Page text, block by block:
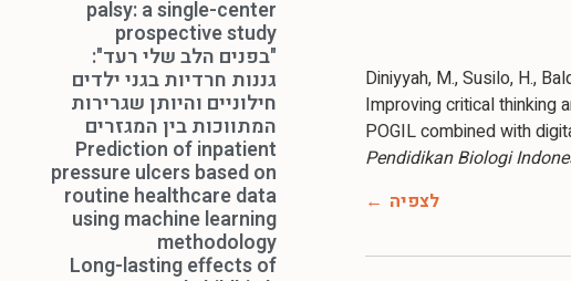
Diniyyah, M., Susilo, H.,
Improving critical thinking
POGIL combined with
Pendidikan Biologi
לצפיה
palsy: a single-center
prospective study
"בפנים הלב שלי רעד":
גננות חרדיות בגני ילדים
חילוניים והיותן שגרירות
המתווכות בין המגזרים
Prediction of inpatient
pressure ulcers based on
routine healthcare data
using machine learning
methodology
Long-lasting effects of